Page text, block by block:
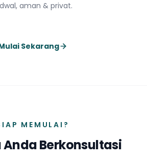
aman & privat.
Sekarang
MEMULAI?
Anda Berkonsultasi